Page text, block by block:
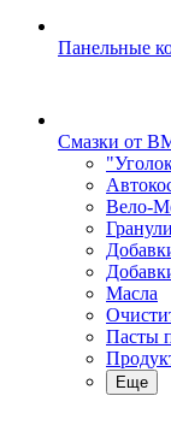
Панельные
Смазки от
Вело-
Масла
Пасты
Еще